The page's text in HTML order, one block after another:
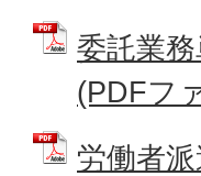
委託業
(PDFフ
労働者